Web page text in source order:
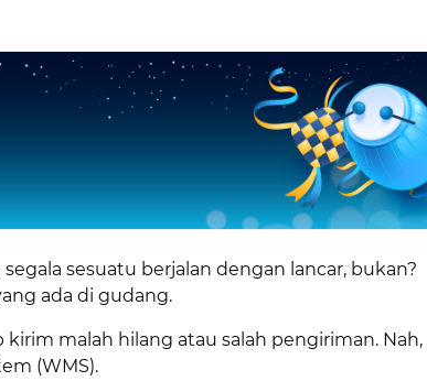
sesuatu berjalan dengan lancar, bukan?
ada di gudang.
malah hilang atau salah pengiriman. Nah,
(WMS).